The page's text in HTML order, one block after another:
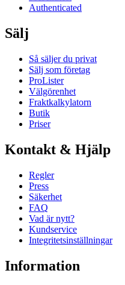
Authenticated
Sälj
Så säljer du privat
Sälj som företag
ProLister
Välgörenhet
Fraktkalkylatorn
Butik
Priser
Kontakt & Hjälp
Regler
Press
Säkerhet
FAQ
Vad är nytt?
Kundservice
Integritetsinställningar
Information